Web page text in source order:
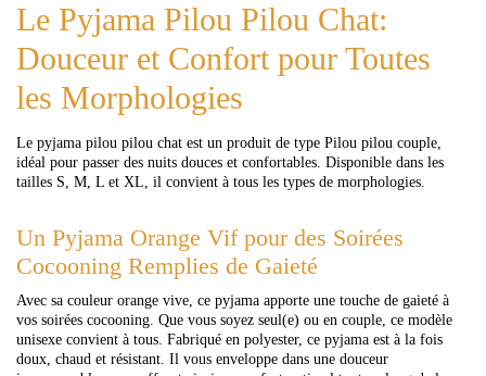
Le Pyjama Pilou Pilou Chat:
Douceur et Confort pour Toutes
les Morphologies
Le pyjama pilou pilou chat est un produit de type Pilou pilou couple,
idéal pour passer des nuits douces et confortables. Disponible dans les
tailles S, M, L et XL, il convient à tous les types de morphologies.
Un Pyjama Orange Vif pour des Soirées
Cocooning Remplies de Gaieté
Avec sa couleur orange vive, ce pyjama apporte une touche de gaieté à
vos soirées cocooning. Que vous soyez seul(e) ou en couple, ce modèle
unisexe convient à tous. Fabriqué en polyester, ce pyjama est à la fois
doux, chaud et résistant. Il vous enveloppe dans une douceur